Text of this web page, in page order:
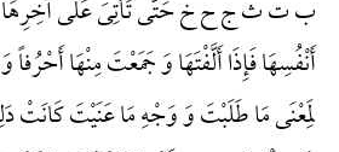
ب ت ث ج ح خ حَتَّی تَأْتِیَ عَلَی آخِرِهَا
أَنْفُسِهَا فَإِذَا أَلَّفْتَهَا وَ جَمَعْتَ مِنْهَا
لِمَعْنَی مَا طَلَبْتَ وَ وَجْهِ مَا عَنَیْتَ کَانَتْ